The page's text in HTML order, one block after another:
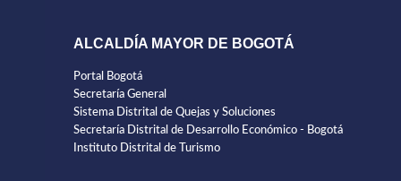
ALCALDÍA MAYOR DE BOGOTÁ
Portal Bogotá
Secretaría General
Sistema Distrital de Quejas y Soluciones
Secretaría Distrital de Desarrollo Económico - Bogotá
Instituto Distrital de Turismo